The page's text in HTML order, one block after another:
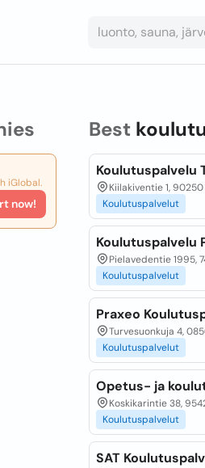
iGlobal.
now!
Best
Koulutuspalvelu
Kiilakiventie 1,
Koulutuspalvelut
Koulutuspalvelu
Pielavedentie 1995,
Koulutuspalvelut
Praxeo
Turvesuonkuja 4,
Koulutuspalvelut
Opetus- ja
Koskikarintie 38,
Koulutuspalvelut
SAT